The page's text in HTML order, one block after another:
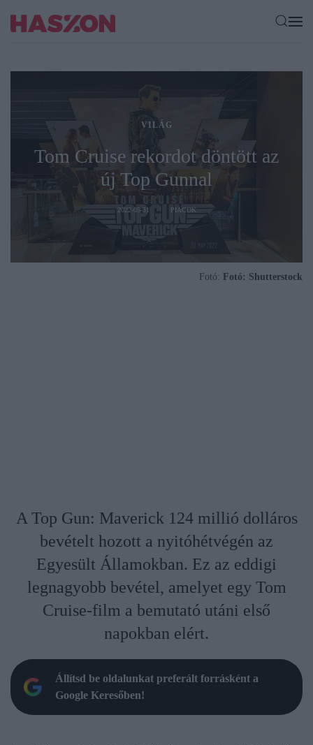
VILÁG
Tom Cruise rekordot döntött az
új Top Gunnal
2022-05-31 PIACOK
Fotó: Fotó: Shutterstock
A Top Gun: Maverick 124 millió dolláros
bevételt hozott a nyitóhétvégén az
Egyesült Államokban. Ez az eddigi
legnagyobb bevétel, amelyet egy Tom
Cruise-film a bemutató utáni első
napokban elért.
Állítsd be oldalunkat preferált forrásként a
Google Keresőben!